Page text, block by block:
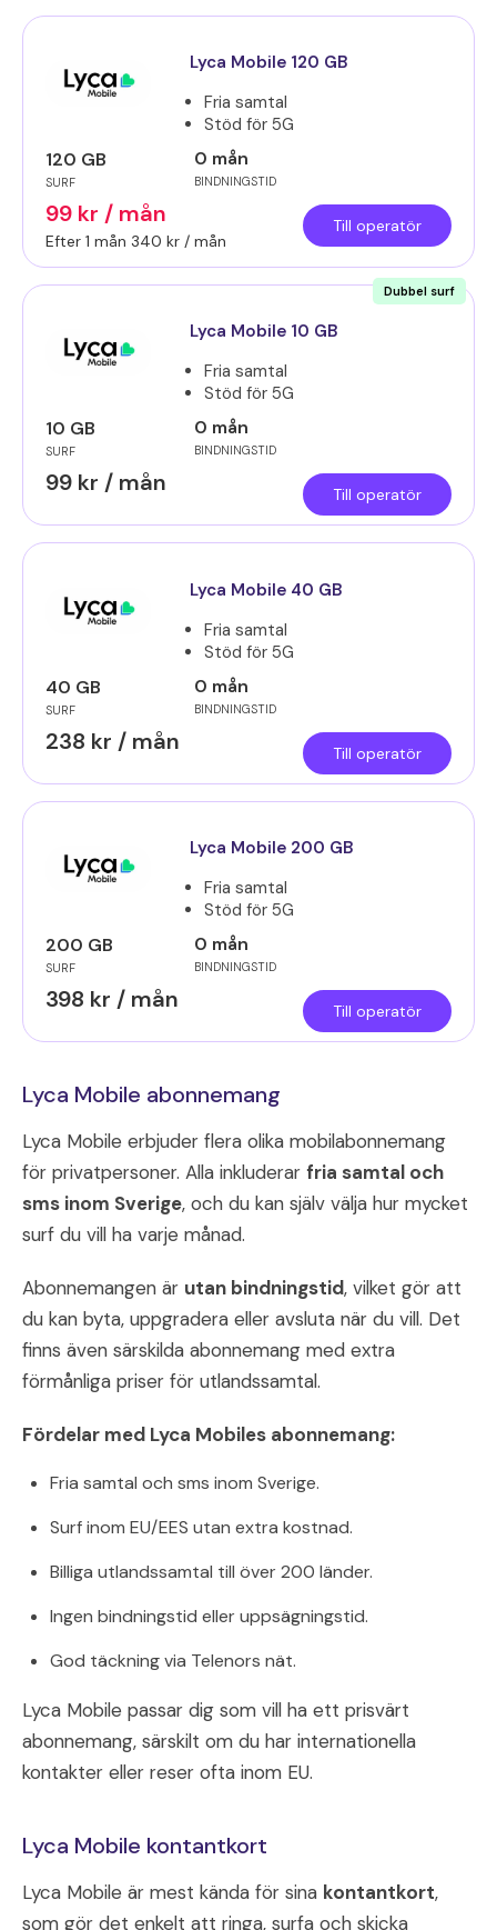
Lyca Mobile 120 GB
Fria samtal
Stöd för 5G
120 GB
SURF
0 mån
BINDNINGSTID
99 kr / mån
Efter 1 mån 340 kr / mån
Till operatör
Dubbel surf
Lyca Mobile 10 GB
Fria samtal
Stöd för 5G
10 GB
SURF
0 mån
BINDNINGSTID
99 kr / mån Till operatör
Lyca Mobile 40 GB
Fria samtal
Stöd för 5G
40 GB
SURF
0 mån
BINDNINGSTID
238 kr / mån Till operatör
Lyca Mobile 200 GB
Fria samtal
Stöd för 5G
200 GB
SURF
0 mån
BINDNINGSTID
398 kr / mån Till operatör
Lyca Mobile abonnemang
Lyca Mobile erbjuder flera olika mobilabonnemang
för privatpersoner. Alla inkluderar fria samtal och
sms inom Sverige, och du kan själv välja hur mycket
surf du vill ha varje månad.
Abonnemangen är utan bindningstid, vilket gör att
du kan byta, uppgradera eller avsluta när du vill. Det
finns även särskilda abonnemang med extra
förmånliga priser för utlandssamtal.
Fördelar med Lyca Mobiles abonnemang:
Fria samtal och sms inom Sverige.
Surf inom EU/EES utan extra kostnad.
Billiga utlandssamtal till över 200 länder.
Ingen bindningstid eller uppsägningstid.
God täckning via Telenors nät.
Lyca Mobile passar dig som vill ha ett prisvärt
abonnemang, särskilt om du har internationella
kontakter eller reser ofta inom EU.
Lyca Mobile kontantkort
Lyca Mobile är mest kända för sina kontantkort,
som gör det enkelt att ringa, surfa och skicka